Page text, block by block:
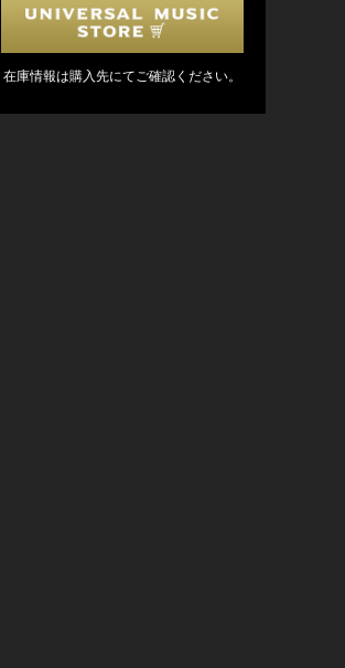
在庫情報は購入先にてご確認ください。